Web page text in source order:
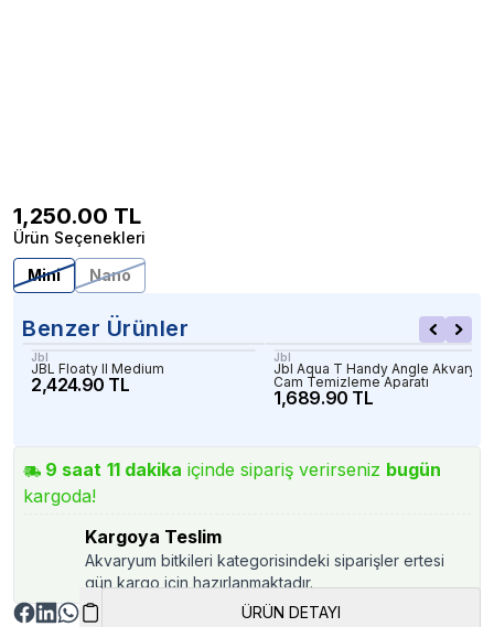
1,250.00 TL
Ürün Seçenekleri
Mini
Nano
Benzer Ürünler
Jbl
JBL Floaty II Medium
2,424.90 TL
Jbl
Jbl Aqua T Handy Angle
Cam Temizleme Aparatı
1,689.90 TL
9 saat 11 dakika içinde sipariş verirseniz bugün
kargoda!
Kargoya Teslim
Akvaryum bitkileri kategorisindeki siparişler ertesi
gün kargo için hazırlanmaktadır.
ÜRÜN DETAYI